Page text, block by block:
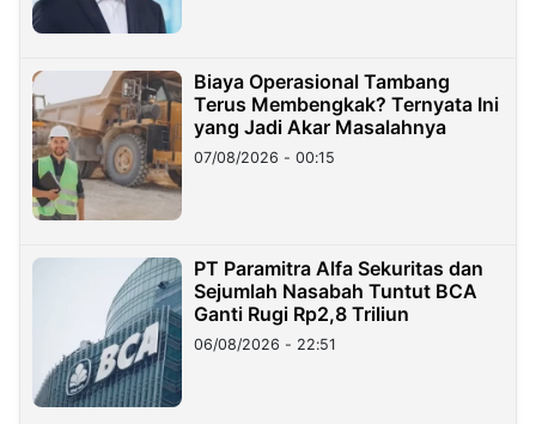
Biaya Operasional Tambang
Terus Membengkak? Ternyata Ini
yang Jadi Akar Masalahnya
07/08/2026 - 00:15
PT Paramitra Alfa Sekuritas dan
Sejumlah Nasabah Tuntut BCA
Ganti Rugi Rp2,8 Triliun
06/08/2026 - 22:51